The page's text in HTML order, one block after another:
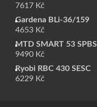
7617 Kč
Gardena BLi-36/159
4653 Kč
MTD SMART 53 SPBS
9490 Kč
Ryobi RBC 430 SESC
6229 Kč